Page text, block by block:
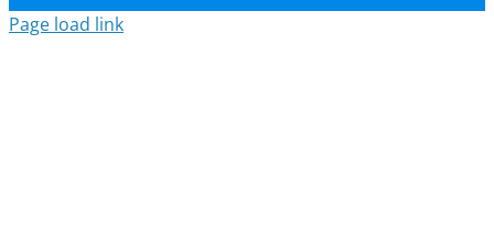
Page load link